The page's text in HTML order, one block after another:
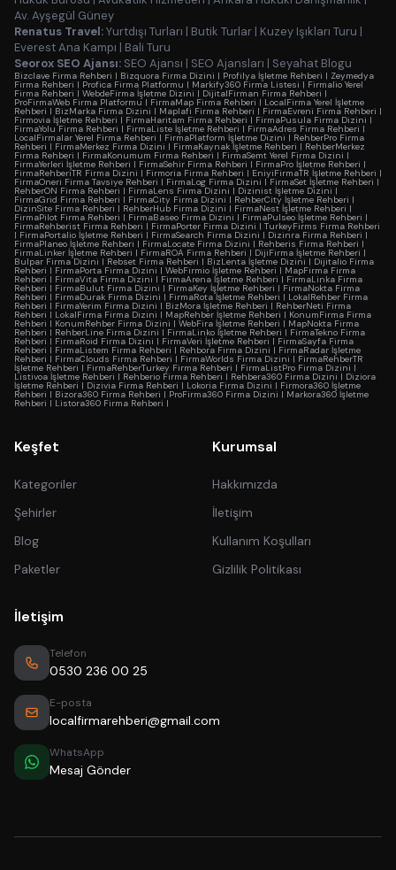
Av. Ayşegül Güney
Renatus Travel:Yurtdışı Turları | Butik Turlar | Kuzey Işıkları Turu |
Everest Ana Kampı | Bali Turu
Seorox SEO Ajansı: SEO Ajansı | SEO Ajansları | Seyahat Blogu
Bizclave Firma Rehberi | Bizquora Firma Dizini | Profilya İşletme Rehberi | Zeymedya
Firma Rehberi | Profica Firma Platformu | Markify360 Firma Listesi | Firmalio Yerel
Firma Rehberi | WebdeFirma İşletme Dizini | DijitalFirman Firma Rehberi |
ProFirmaWeb Firma Platformu | FirmaMap Firma Rehberi | LocalFirma Yerel İşletme
Rehberi | BizMarka Firma Dizini | Maplafi Firma Rehberi | FirmaEvreni Firma Rehberi |
Firmovia İşletme Rehberi | FirmaHaritam Firma Rehberi | FirmaPusula Firma Dizini |
FirmaYolu Firma Rehberi | FirmaListe İşletme Rehberi | FirmaAdres Firma Rehberi |
LocalFirmalar Yerel Firma Rehberi | FirmaPlatform İşletme Dizini | RehberPro Firma
Rehberi | FirmaMerkez Firma Dizini | FirmaKaynak İşletme Rehberi | RehberMerkez
Firma Rehberi | FirmaKonumum Firma Rehberi | FirmaSemt Yerel Firma Dizini |
FirmaYerleri İşletme Rehberi | FirmaSehir Firma Rehberi | FirmaPro İşletme Rehberi |
FirmaRehberiTR Firma Dizini | Firmoria Firma Rehberi | EniyiFirmaTR İşletme Rehberi |
FirmaOneri Firma Tavsiye Rehberi | FirmaLog Firma Dizini |FirmaSet İşletme Rehberi |
RehberON Firma Rehberi | FirmaLens Firma Dizini | Dizinist İşletme Dizini |
FirmaGrid Firma Rehberi | FirmaCity Firma Dizini | RehberCity İşletme Rehberi |
DizinSite Firma Rehberi | RehberHub Firma Dizini | FirmaNest İşletme Rehberi |
FirmaPilot Firma Rehberi | FirmaBaseo Firma Dizini | FirmaPulseo İşletme Rehberi |
FirmaRehberist Firma Rehberi | FirmaPorter Firma Dizini | TurkeyFirms Firma Rehberi
| FirmaPortalio İşletme Rehberi | FirmaSearch Firma Dizini | Dizinra Firma Rehberi |
FirmaPlaneo İşletme Rehberi | FirmaLocate Firma Dizini | Rehberis Firma Rehberi |
FirmaLinker İşletme Rehberi | FirmaROA Firma Rehberi | DijiFirma İşletme Rehberi |
Bulpar Firma Dizini | Rebset Firma Rehberi | BizLenta İşletme Dizini | Dijitalio Firma
Rehberi | FirmaPorta Firma Dizini | WebFirmio İşletme Rehberi | MapFirma Firma
Rehberi | FirmaVita Firma Dizini | FirmaArena İşletme Rehberi | FirmaLinka Firma
Rehberi | FirmaBulut Firma Dizini | FirmaKey İşletme Rehberi | FirmaNokta Firma
Rehberi | FirmaDurak Firma Dizini | FirmaRota İşletme Rehberi | LokalRehber Firma
Rehberi | FirmaYerim Firma Dizini | BizMora İşletme Rehberi | RehberNeti Firma
Rehberi | LokalFirma Firma Dizini | MapRehber İşletme Rehberi | KonumFirma Firma
Rehberi | KonumRehber Firma Dizini | WebFira İşletme Rehberi | MapNokta Firma
Rehberi | RehberLine Firma Dizini | FirmaLinko İşletme Rehberi | FirmaTekno Firma
Rehberi | FirmaRoid Firma Dizini | FirmaVeri İşletme Rehberi | FirmaSayfa Firma
Rehberi | FirmaListem Firma Rehberi | Rehbora Firma Dizini | FirmaRadar İşletme
Rehberi | FirmaClouds Firma Rehberi | FirmaWorlds Firma Dizini | FirmaRehberTR
İşletme Rehberi | FirmaRehberTurkey Firma Rehberi | FirmaListPro Firma Dizini |
Listivoa İşletme Rehberi | Rehberio Firma Rehberi | Rehbera360 Firma Dizini | Diziora
İşletme Rehberi | Dizivia Firma Rehberi | Lokoria Firma Dizini | Firmora360 İşletme
Rehberi | Bizora360 Firma Rehberi | ProFirma360 Firma Dizini | Markora360 İşletme
Rehberi | Listora360 Firma Rehberi |
Keşfet
Kategoriler
Şehirler
Blog
Paketler
Kurumsal
Hakkımızda
İletişim
Kullanım Koşulları
Gizlilik Politikası
İletişim
Telefon
0530 236 00 25
E-posta
localfirmarehberi@gmail.com
WhatsApp
Mesaj Gönder